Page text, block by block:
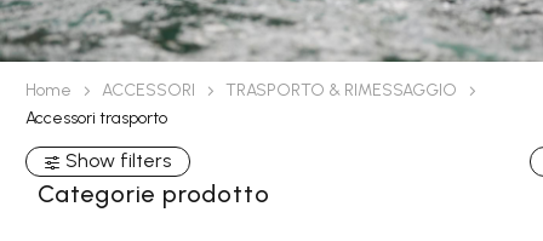
Home ACCESSORI
TRASPORTO & RIMESSAGGIO
Accessori trasporto
Show filters
Categorie prodotto